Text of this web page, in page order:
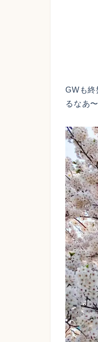
GWも
るなあ〜